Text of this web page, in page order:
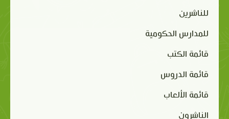
للناشرين
للمدارس الحكومية
قائمة الكتب
قائمة الدروس
قائمة الألعاب
الناشرون